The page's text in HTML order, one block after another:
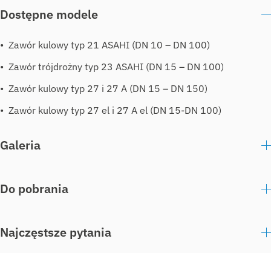
Dostępne modele
Zawór kulowy typ 21 ASAHI (DN 10 – DN 100)
Zawór trójdrożny typ 23 ASAHI (DN 15 – DN 100)
Zawór kulowy typ 27 i 27 A (DN 15 – DN 150)
Zawór kulowy typ 27 el i 27 A el (DN 15-DN 100)
Galeria
Do pobrania
Najczęstsze pytania